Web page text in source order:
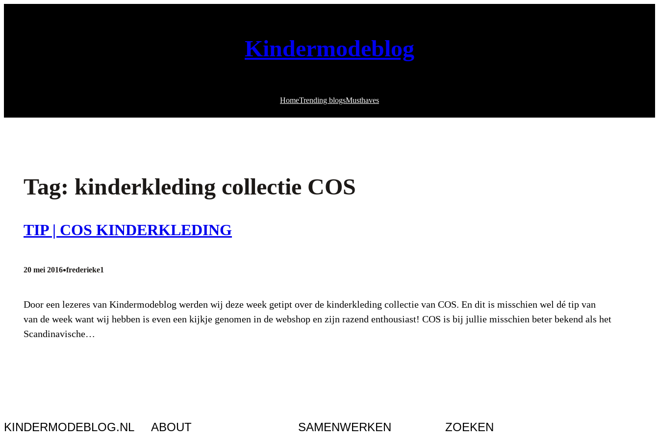
Kindermodeblog
HomeTrending blogsMusthaves
Tag: kinderkleding collectie COS
TIP | COS KINDERKLEDING
20 mei 2016•frederieke1
Door een lezeres van Kindermodeblog werden wij deze week getipt over de kinderkleding collectie van COS. En dit is misschien wel dé tip van
van de week want wij hebben is even een kijkje genomen in de webshop en zijn razend enthousiast! COS is bij jullie misschien beter bekend als het
Scandinavische…
KINDERMODEBLOG.NL ABOUT SAMENWERKEN ZOEKEN